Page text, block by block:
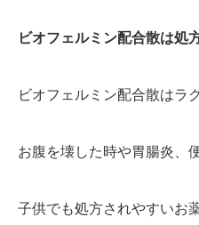
ビオフェルミン配合散は処
ビオフェルミン配合散はラ
お腹を壊した時や胃腸炎、
子供でも処方されやすいお